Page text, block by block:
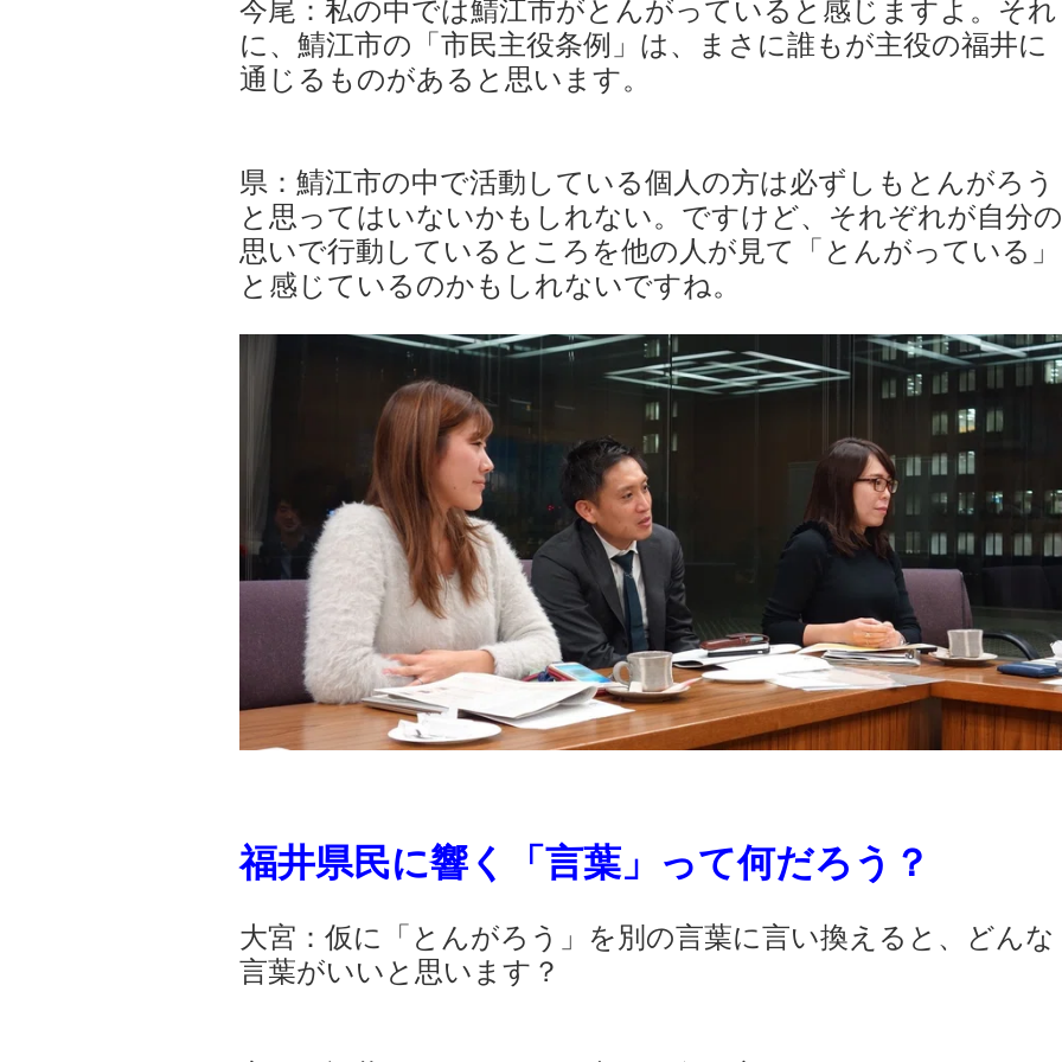
今尾：私の中では鯖江市がとんがっていると感じますよ。それ
に、鯖江市の「市民主役条例」は、まさに誰もが主役の福井に
通じるものがあると思います。
県：鯖江市の中で活動している個人の方は必ずしもとんがろう
と思ってはいないかもしれない。ですけど、それぞれが自分の
思いで行動しているところを他の人が見て「とんがっている」
と感じているのかもしれないですね。
福井県民に響く「言葉」って何だろう？
大宮：仮に「とんがろう」を別の言葉に言い換えると、どんな
言葉がいいと思います？